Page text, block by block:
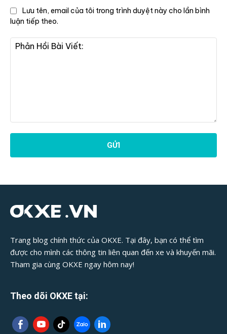
Viết:
Lưu tên, email của tôi trong trình duyệt này cho lần bình
luận tiếp theo.
Trang blog chính thức của OKXE. Tại đây, bạn có thể tìm
được cho mình các thông tin liên quan đến xe và khuyến mãi.
Tham gia cùng OKXE ngay hôm nay!
Theo dõi OKXE tại: